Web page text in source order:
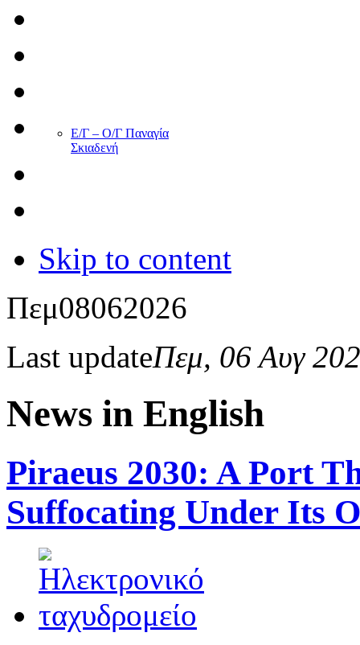
Ε/Γ – Ο/Γ Παναγία
Σκιαδενή
Skip to content
Πεμ08062026
Last updateΠεμ, 06 Αυγ
News in English
Piraeus 2030: A Port
Suffocating Under Its